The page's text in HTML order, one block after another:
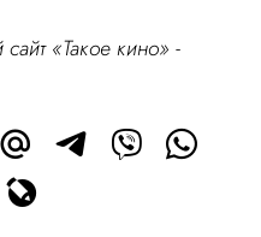
«Такое кино» -